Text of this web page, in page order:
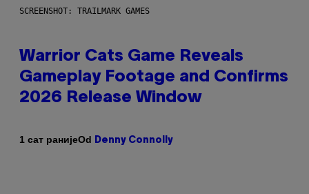
SCREENSHOT: TRAILMARK GAMES
Warrior Cats Game Reveals
Gameplay Footage and Confirms
2026 Release Window
1 сат ранијеOd Denny Connolly